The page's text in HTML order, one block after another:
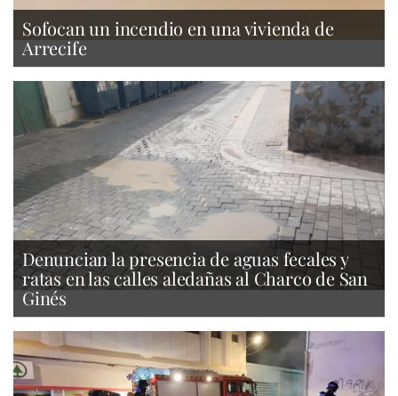
Sofocan un incendio en una vivienda de
Arrecife
Denuncian la presencia de aguas fecales y
ratas en las calles aledañas al Charco de San
Ginés